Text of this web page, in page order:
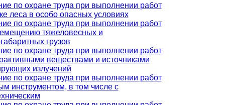
по охране труда при выполнении работ
леса в особо опасных условиях
по охране труда при выполнении работ
тяжеловесных и
грузов
по охране труда при выполнении работ
веществами и источниками
излучений
по охране труда при выполнении работ
инструментом, в том числе с